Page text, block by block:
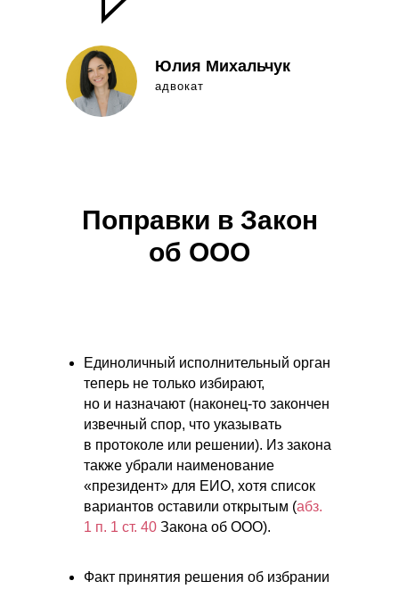
Юлия Михальчук
адвокат
Поправки в Закон
об ООО
Единоличный исполнительный орган
теперь не только избирают,
но и назначают (наконец-то закончен
извечный спор, что указывать
в протоколе или решении). Из закона
также убрали наименование
«президент» для ЕИО, хотя список
вариантов оставили открытым (абз.
1 п. 1 ст. 40 Закона об ООО).
Факт принятия решения об избрании